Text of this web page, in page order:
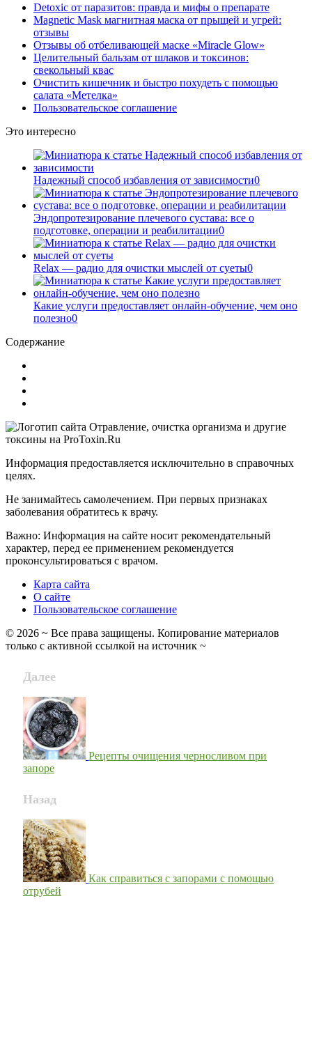
Detoxic от паразитов: правда и мифы о препарате
Magnetic Mask магнитная маска от прыщей и угрей:
отзывы
Отзывы об отбеливающей маске «Miracle Glow»
Целительный бальзам от шлаков и токсинов:
свекольный квас
Очистить кишечник и быстро похудеть с помощью
салата «Метелка»
Пользовательское соглашение
Это интересно
Надежный способ избавления от зависимости0
Эндопротезирование плечевого сустава: все о
подготовке, операции и реабилитации0
Relax — радио для очистки мыслей от суеты0
Какие услуги предоставляет онлайн-обучение, чем оно
полезно0
Содержание
Информация предоставляется исключительно в справочных
целях.
Не занимайтесь самолечением. При первых признаках
заболевания обратитесь к врачу.
Важно: Информация на сайте носит рекомендательный
характер, перед ее применением рекомендуется
проконсультироваться с врачом.
Карта сайта
О сайте
Пользовательское соглашение
© 2026 ~ Все права защищены. Копирование материалов
только с активной ссылкой на источник ~
Далее
Рецепты очищения черносливом при
запоре
Назад
Как справиться с запорами с помощью
отрубей